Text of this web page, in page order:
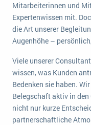
Mitarbeiterinnen und
Expertenwissen mit.
die Art unserer
Augenhöhe –
Viele unserer
wissen, was Kunden
Bedenken sie haben.
Belegschaft aktiv in
nicht nur kurze
partnerschaftliche